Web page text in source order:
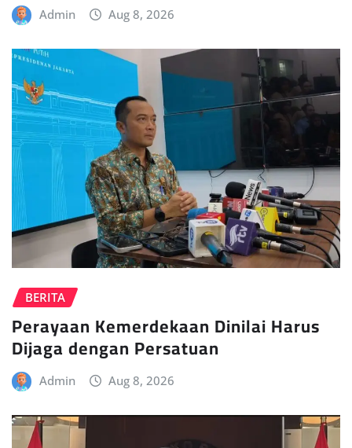
Admin Aug 8, 2026
BERITA
Perayaan Kemerdekaan Dinilai Harus
Dijaga dengan Persatuan
Admin Aug 8, 2026